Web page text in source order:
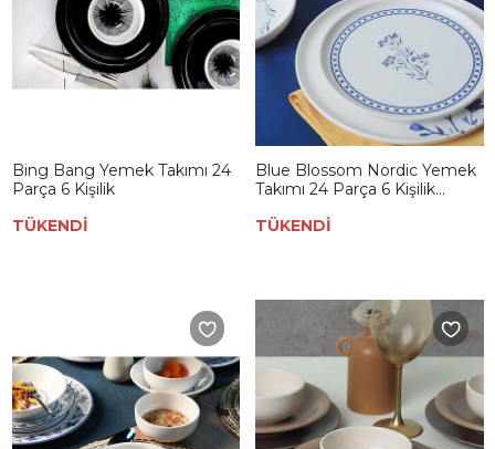
Bing Bang Yemek Takımı 24
Parça 6 Kişilik
TÜKENDİ
Blue Blossom Nordic Yemek
Takımı 24 Parça 6 Kişilik
TÜKENDİ